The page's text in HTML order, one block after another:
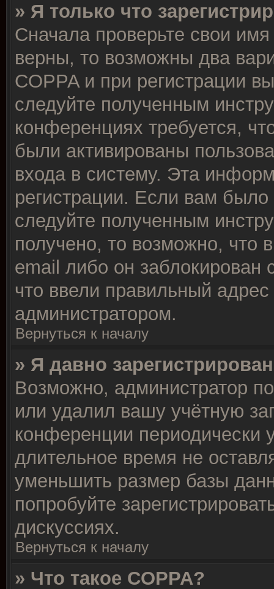
» Я только что
Сначала проверьте свои
верны, то возможны два
COPPA и при регистрации
следуйте полученным
конференциях требуется,
были активированы
входа в систему. Эта
регистрации. Если вам
следуйте полученным
получено, то возможно, что
email либо он
что ввели правильный
администратором.
Вернуться к началу
» Я давно
Возможно, администратор
или удалил вашу учётную
конференции периодически
длительное время не
уменьшить размер базы
попробуйте
дискуссиях.
Вернуться к началу
» Что такое COPPA?